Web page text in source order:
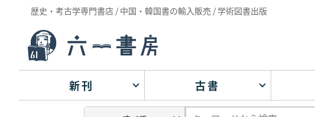
歴史・考古学専門書店 / 中国・韓国書の輸入販売 / 学術図書出版
新刊 古書